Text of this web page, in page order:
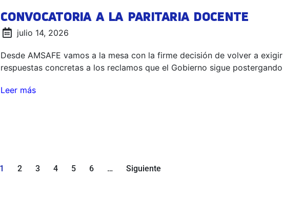
CONVOCATORIA A LA PARITARIA DOCENTE
julio 14, 2026
Desde AMSAFE vamos a la mesa con la firme decisión de volver a exigir
respuestas concretas a los reclamos que el Gobierno sigue postergando
Leer más
1 2 3 4 5 6 … Siguiente